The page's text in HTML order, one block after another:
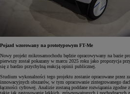
Pojazd wzorowany na prototypowym FT-Me
Nowy projekt mikrosamochodu będzie opracowywany na bazie
pierwszy został pokazany w marcu 2025 roku jako propozycja
się z bardzo przychylną reakcją opinii publicznej.
Studium wykonalności tego projektu zostanie opracowane przez
innowacyjnych obszarów, w tym opracowanie zintegrowanego
łączności cyfrowej. Analizie zostaną poddane rozwiązania zgodne
takie jak zastosowanie lekkich, zrównoważonych i pochodzących